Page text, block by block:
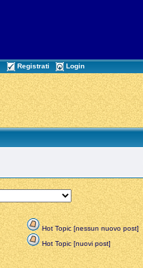
Registrati Login
Hot Topic [nessun nuovo post]
Hot Topic [nuovi post]